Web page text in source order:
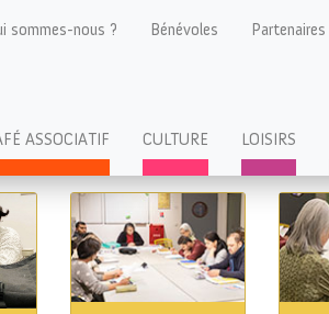
sommes-nous ? Bénévoles Partenaires
ASSOCIATIF CULTURE LOISIRS